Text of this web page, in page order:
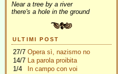
Near a tree by a river
there's a hole in the ground
ULTIMI POST
27/7 Opera sì, nazismo no
14/7 La parola proibita
1/4
In campo con voi